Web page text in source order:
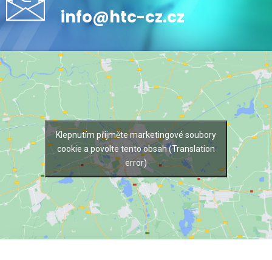
info@htc-cz.cz
Klepnutím přijměte marketingové soubory
cookie a povolte tento obsah (Translation
error)